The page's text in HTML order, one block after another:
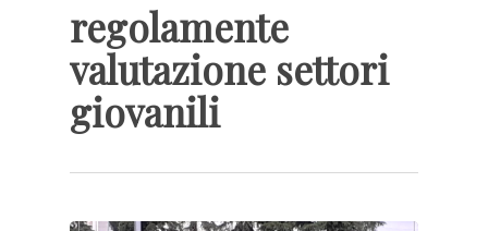
regolamente
valutazione settori
giovanili